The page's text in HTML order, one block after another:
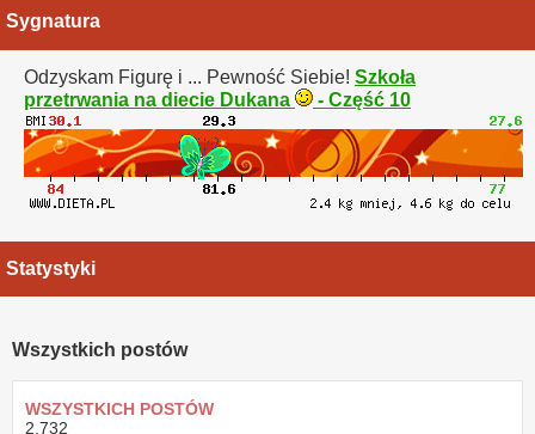
Sygnatura
Odzyskam Figurę i ... Pewność Siebie! Szkoła
przetrwania na diecie Dukana
- Część 10
Statystyki
Wszystkich postów
WSZYSTKICH POSTÓW
2,732